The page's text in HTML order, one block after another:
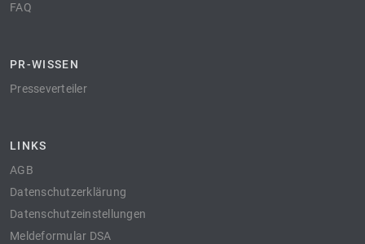
FAQ
PR-WISSEN
Presseverteiler
LINKS
AGB
Datenschutzerklärung
Datenschutzeinstellungen
Meldeformular DSA